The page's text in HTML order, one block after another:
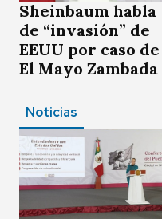
Sheinbaum habla
de “invasión” de
EEUU por caso de
El Mayo Zambada
Noticias